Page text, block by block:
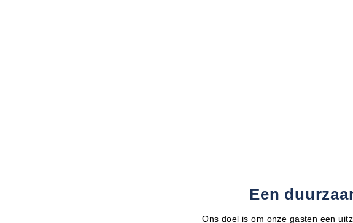
Een
Ons doel is om onze gasten een